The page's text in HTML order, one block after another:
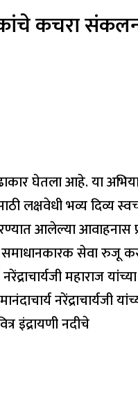
कचरा
घेतला आहे. या
लक्षवेधी भव्य दिव्य
आलेल्या
समाधानकारक सेवा रुजू
महाराज
नरेंद्राचार्यजी
इंद्रायणी नदीचे